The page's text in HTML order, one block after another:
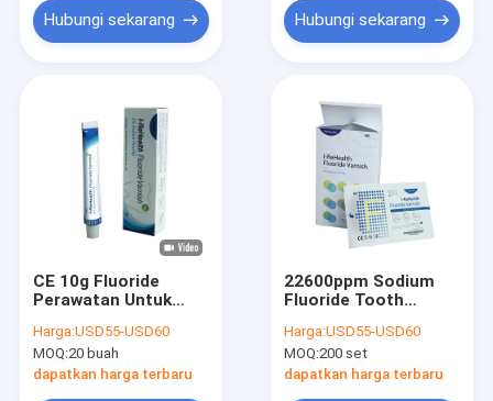
Hubungi sekarang Hubungi sekarang
CE 10g Fluoride
Perawatan Untuk
saya ReHealth
Harga:USD55-USD60
MOQ:20 buah
dapatkan harga terbaru
22600ppm Sodium
Fluoride Tooth
Ortodontik Gigi
Sensitif
Harga:USD55-USD60
MOQ:200 set
dapatkan harga terbaru